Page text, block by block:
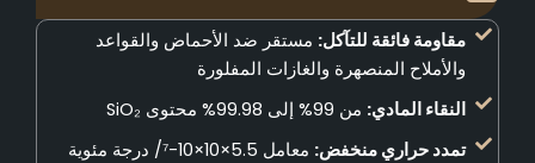
مقاومة فائقة للتآكل:مستقر ضد الأحماض والقواعد
والأملاح المنصهرة والغازات المفلورة
النقاء المادي:من 99% إلى 99.98% محتوى SiO₂
تمدد حراري منخفض:
معامل 5.5×10×10-⁷/ درجة مئوية